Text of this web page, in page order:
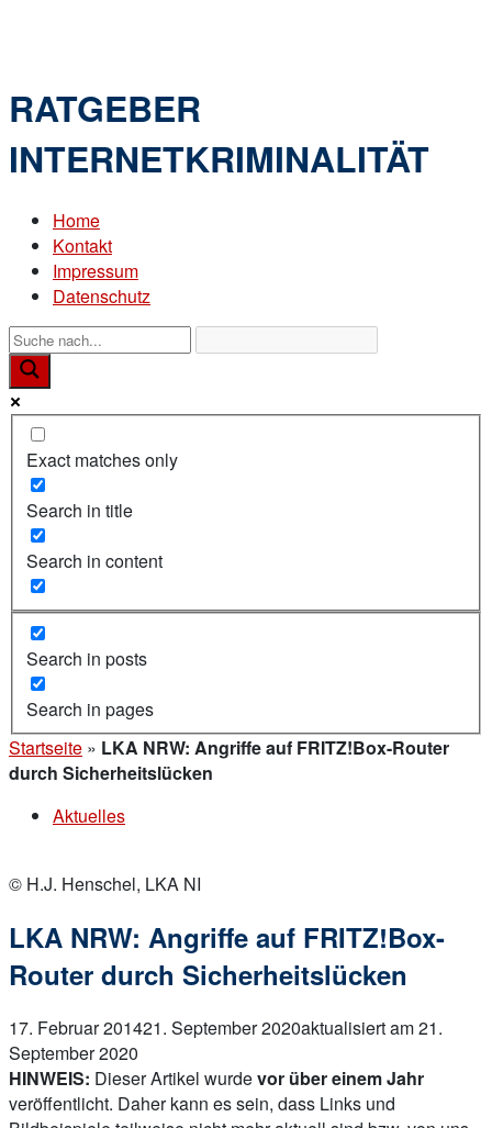
RATGEBER
INTERNETKRIMINALITÄT
Home
Kontakt
Impressum
Datenschutz
Exact matches only
Search in title
Search in content
Search in posts
Search in pages
Startseite » LKA NRW: Angriffe auf FRITZ!Box-Router
durch Sicherheitslücken
Aktuelles
© H.J. Henschel, LKA NI
LKA NRW: Angriffe auf FRITZ!Box-
Router durch Sicherheitslücken
17. Februar 201421. September 2020aktualisiert am 21.
September 2020
HINWEIS: Dieser Artikel wurdevor über einem Jahr
veröffentlicht. Daher kann es sein, dass Links und